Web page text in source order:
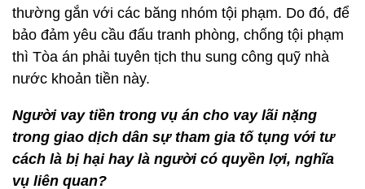
thường gắn với các băng nhóm tội phạm. Do đó, để
bảo đảm yêu cầu đấu tranh phòng, chống tội phạm
thì Tòa án phải tuyên tịch thu sung công quỹ nhà
nước khoản tiền này.
Người vay tiền trong vụ án cho vay lãi nặng
trong giao dịch dân sự tham gia tố tụng với tư
cách là bị hại hay là người có quyền lợi, nghĩa
vụ liên quan?